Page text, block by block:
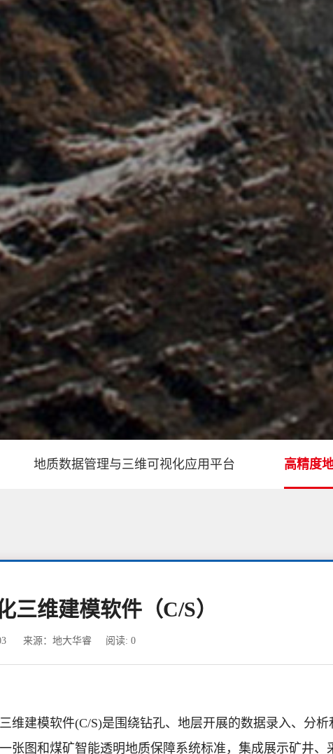
地质数据管理与三维可视化应用平台 高精度
三维建模软件（C/S）
来源：地大华睿 阅读:0
维建模软件(C/S)是围绕钻孔、地层开展的数据录入、分
张图和煤矿智能透明地质保障系统标准，集成展示矿井、